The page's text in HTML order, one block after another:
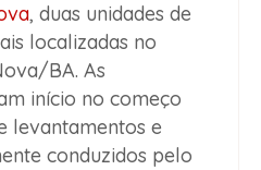
, duas unidades de
localizadas no
BA. As
início no começo
levantamentos e
conduzidos pelo